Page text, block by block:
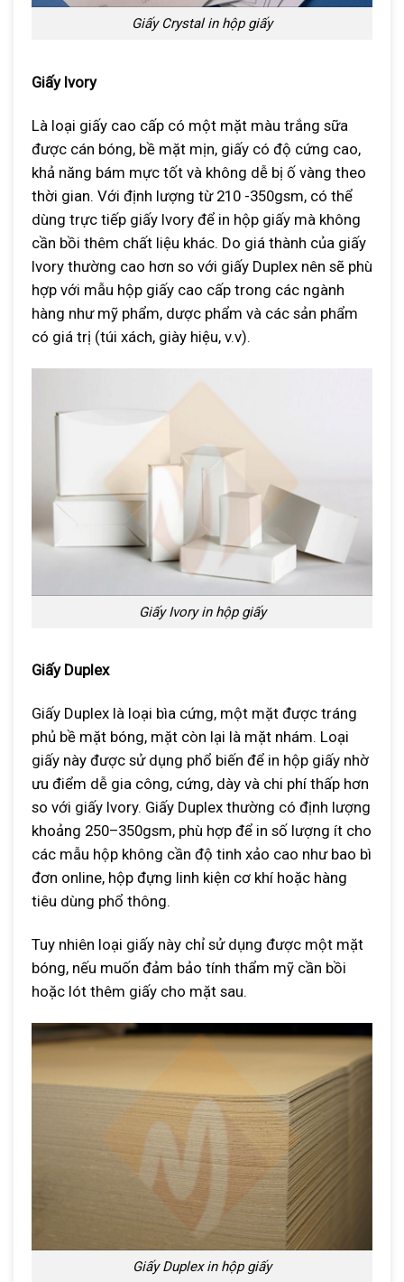
Giấy Crystal in hộp giấy
Giấy Ivory
Là loại giấy cao cấp có một mặt màu trắng sữa
được cán bóng, bề mặt mịn, giấy có độ cứng cao,
khả năng bám mực tốt và không dễ bị ố vàng theo
thời gian. Với định lượng từ 210 -350gsm, có thể
dùng trực tiếp giấy Ivory để in hộp giấy mà không
cần bồi thêm chất liệu khác. Do giá thành của giấy
Ivory thường cao hơn so với giấy Duplex nên sẽ phù
hợp với mẫu hộp giấy cao cấp trong các ngành
hàng như mỹ phẩm, dược phẩm và các sản phẩm
có giá trị (túi xách, giày hiệu, v.v).
Giấy Ivory in hộp giấy
Giấy Duplex
Giấy Duplex là loại bìa cứng, một mặt được tráng
phủ bề mặt bóng, mặt còn lại là mặt nhám. Loại
giấy này được sử dụng phổ biến để in hộp giấy nhờ
ưu điểm dễ gia công, cứng, dày và chi phí thấp hơn
so với giấy Ivory. Giấy Duplex thường có định lượng
khoảng 250–350gsm, phù hợp để in số lượng ít cho
các mẫu hộp không cần độ tinh xảo cao như bao bì
đơn online, hộp đựng linh kiện cơ khí hoặc hàng
tiêu dùng phổ thông.
Tuy nhiên loại giấy này chỉ sử dụng được một mặt
bóng, nếu muốn đảm bảo tính thẩm mỹ cần bồi
hoặc lót thêm giấy cho mặt sau.
Giấy Duplex in hộp giấy